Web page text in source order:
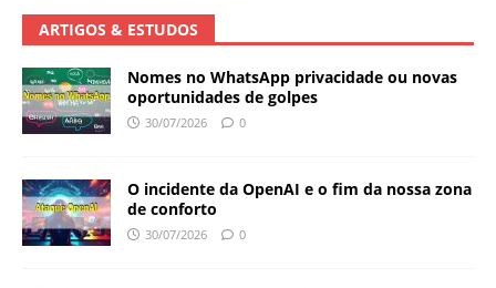
ARTIGOS & ESTUDOS
Nomes no WhatsApp privacidade ou novas
oportunidades de golpes
30/07/2026 0
O incidente da OpenAI e o fim da nossa zona
de conforto
30/07/2026 0